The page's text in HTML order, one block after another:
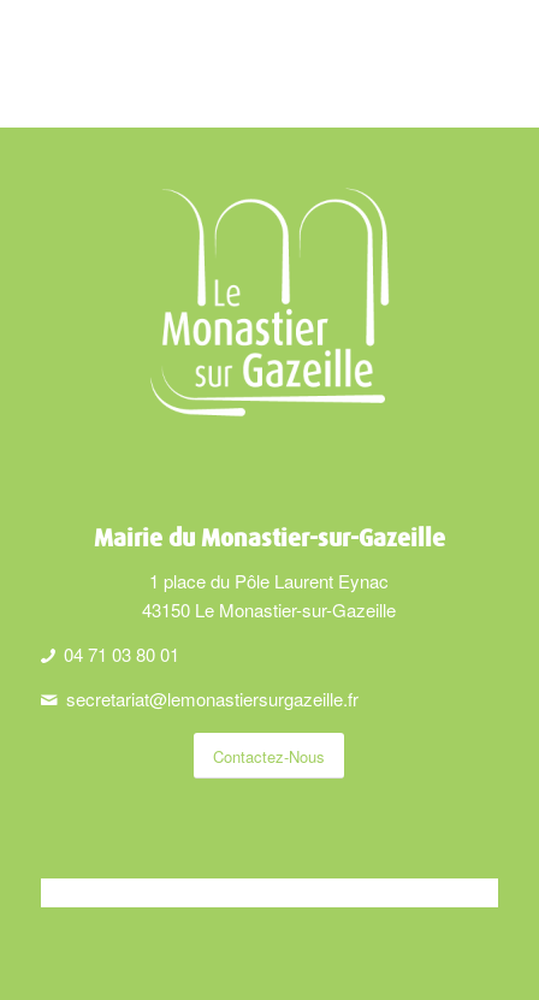
Mairie du Monastier-sur-Gazeille
1 place du Pôle Laurent Eynac
43150 Le Monastier-sur-Gazeille
04 71 03 80 01
secretariat@lemonastiersurgazeille.fr
Contactez-Nous